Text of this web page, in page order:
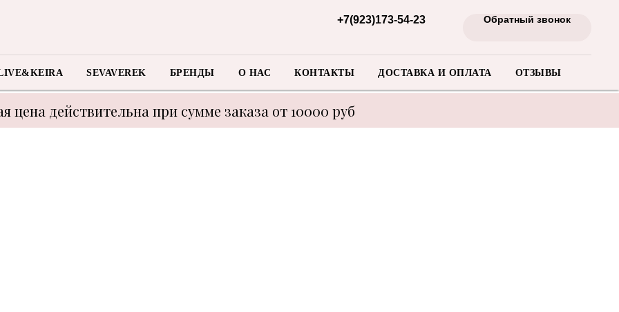
+7(923)173-54-23 Обратный звонок
SEVAVEREK БРЕНДЫ О НАС КОНТАКТЫ ДОСТАВКА И ОПЛАТА ОТЗЫВЫ
цена действительна при сумме заказа от 10000 руб
техническими моментами цену уточнять у менеджера